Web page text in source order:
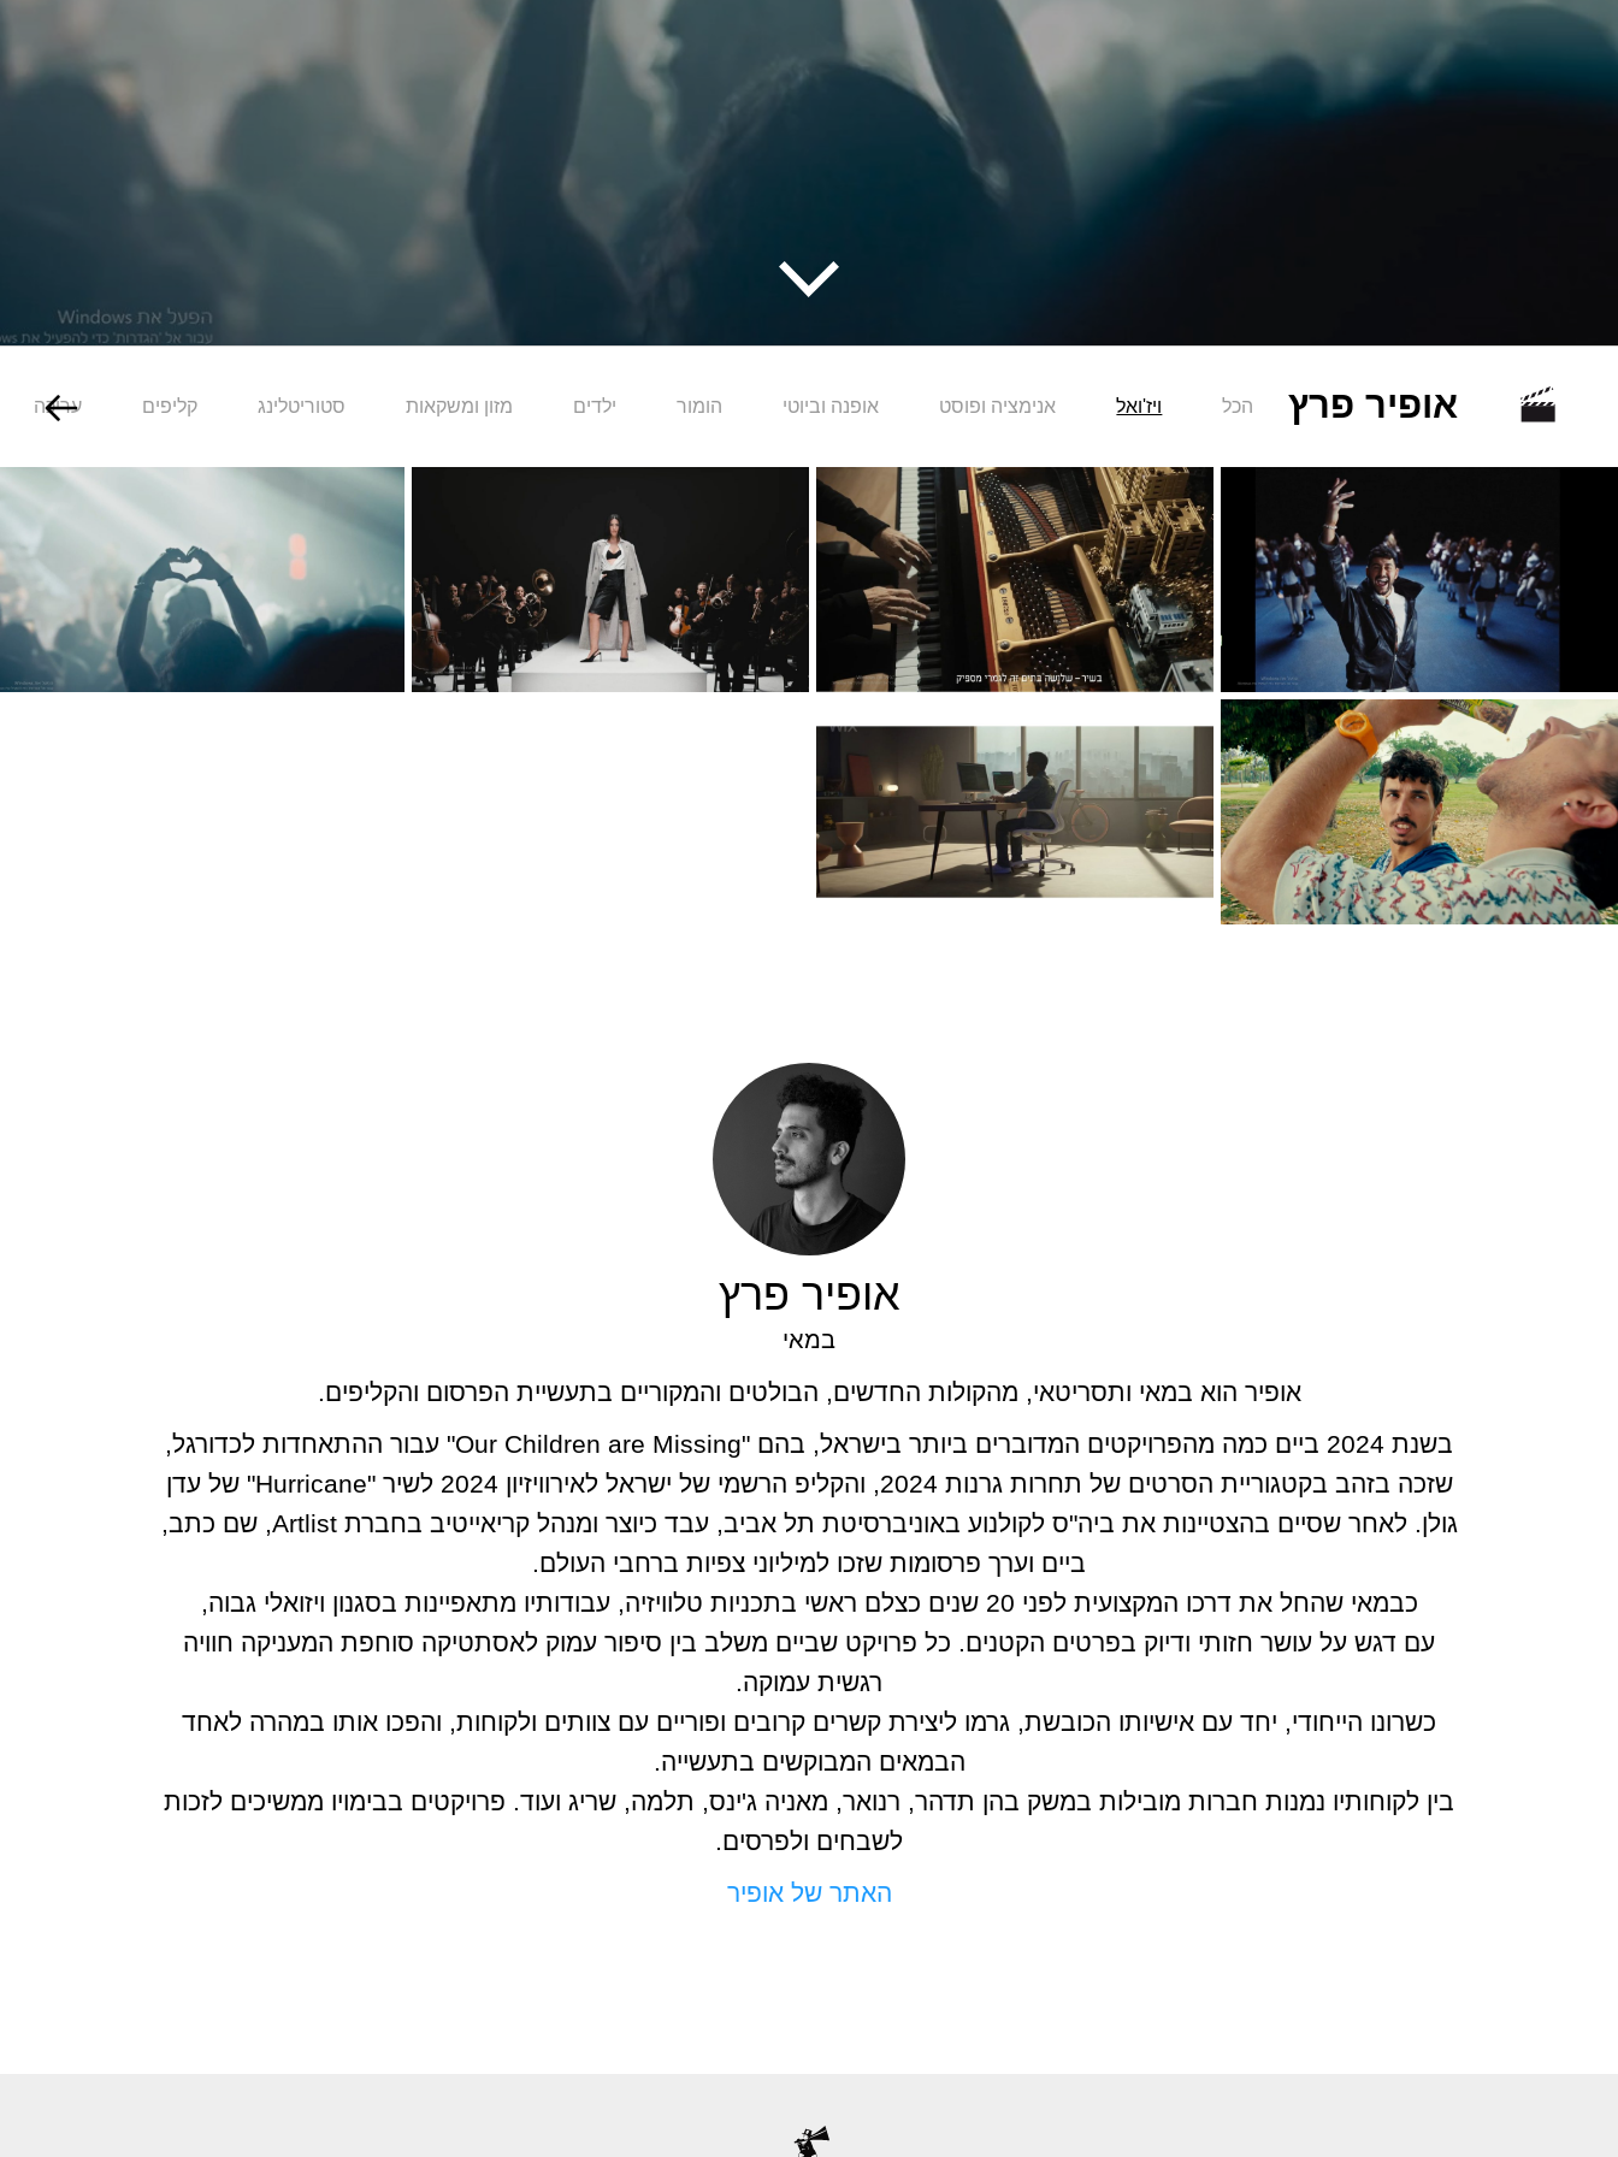
אופיר פרץ הכל ויז'ואל אנימציה ופוסט אופנה וביוטי הומור ילדים מזון ומשקאות סטוריטלינג קליפים עריכה
אופיר פרץ
במאי
אופיר הוא במאי ותסריטאי, מהקולות החדשים, הבולטים והמקוריים בתעשיית הפרסום והקליפים.
בשנת 2024 ביים כמה מהפרויקטים המדוברים ביותר בישראל, בהם "Our Children are Missing" עבור ההתאחדות לכדורגל,
שזכה בזהב בקטגוריית הסרטים של תחרות גרנות 2024, והקליפ הרשמי של ישראל לאירוויזיון 2024 לשיר "Hurricane" של עדן
גולן. לאחר שסיים בהצטיינות את ביה"ס לקולנוע באוניברסיטת תל אביב, עבד כיוצר ומנהל קריאייטיב בחברת Artlist, שם כתב,
ביים וערך פרסומות שזכו למיליוני צפיות ברחבי העולם.
כבמאי שהחל את דרכו המקצועית לפני 20 שנים כצלם ראשי בתכניות טלוויזיה, עבודותיו מתאפיינות בסגנון ויזואלי גבוה,
עם דגש על עושר חזותי ודיוק בפרטים הקטנים. כל פרויקט שביים משלב בין סיפור עמוק לאסתטיקה סוחפת המעניקה חוויה
רגשית עמוקה.
כשרונו הייחודי, יחד עם אישיותו הכובשת, גרמו ליצירת קשרים קרובים ופוריים עם צוותים ולקוחות, והפכו אותו במהרה לאחד
הבמאים המבוקשים בתעשייה.
בין לקוחותיו נמנות חברות מובילות במשק בהן תדהר, רנואר, מאניה ג'ינס, תלמה, שריג ועוד. פרויקטים בבימויו ממשיכים לזכות
לשבחים ולפרסים.
האתר של אופיר